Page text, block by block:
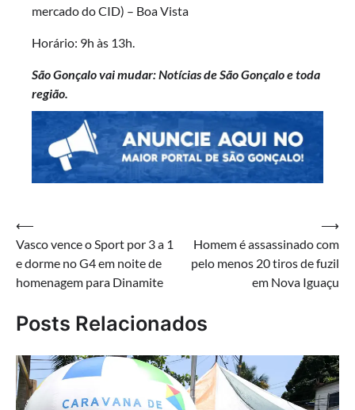
mercado do CID) – Boa Vista
Horário: 9h às 13h.
São Gonçalo vai mudar: Notícias de São Gonçalo e toda
região.
Navegação
de
Post
⟵
Vasco vence o Sport por 3 a 1
e dorme no G4 em noite de
homenagem para Dinamite
Homem é assassinado com
pelo menos 20 tiros de fuzil
em Nova Iguaçu
⟶
Posts Relacionados